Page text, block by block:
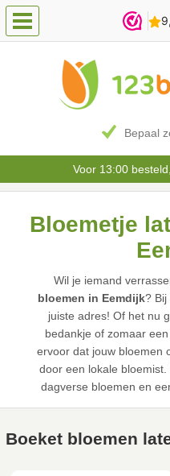
Bepaal
Voor 13:00
Bloemetje
Wil je iemand
bloemen in Eemdijk? Bij
juiste adres! Of het nu
bedankje of zomaar
ervoor dat jouw bloemen
door een lokale
dagverse bloemen en
Boeket bloemen